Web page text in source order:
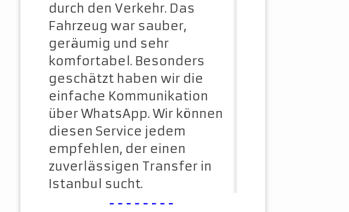
durch den Verkehr. Das
Fahrzeug war sauber,
geräumig und sehr
komfortabel. Besonders
geschätzt haben wir die
einfache Kommunikation
über WhatsApp. Wir können
diesen Service jedem
empfehlen, der einen
zuverlässigen Transfer in
Istanbul sucht.
--------